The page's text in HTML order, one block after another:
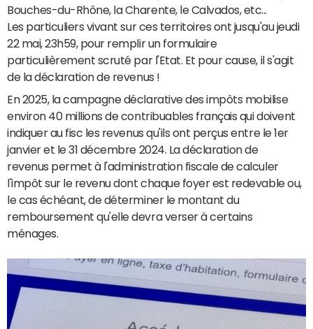
Bouches-du-Rhône, la Charente, le Calvados, etc...
Les particuliers vivant sur ces territoires ont jusqu'au jeudi
22 mai, 23h59, pour remplir un formulaire
particulièrement scruté par l'Etat. Et pour cause, il s'agit
de la déclaration de revenus !
En 2025, la campagne déclarative des impôts mobilise
environ 40 millions de contribuables français qui doivent
indiquer au fisc les revenus qu'ils ont perçus entre le 1er
janvier et le 31 décembre 2024. La déclaration de
revenus permet à l'administration fiscale de calculer
l'impôt sur le revenu dont chaque foyer est redevable ou,
le cas échéant, de déterminer le montant du
remboursement qu'elle devra verser à certains
ménages.